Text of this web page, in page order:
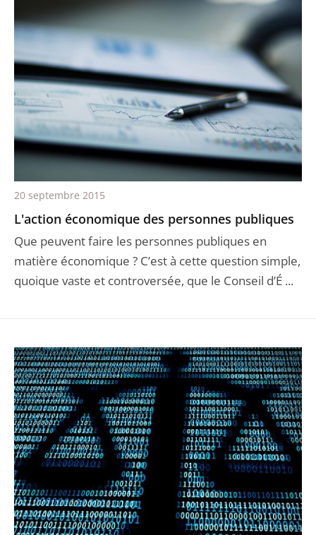
L'action économique des personnes publiques
Que peuvent faire les personnes publiques en
matière économique ? C’est à cette question simple,
quoique vaste et controversée, que le Conseil d’É ...
20 septembre 2015